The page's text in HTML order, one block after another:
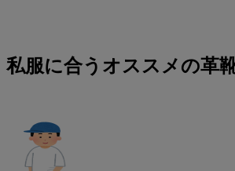
私服に合うオススメの革